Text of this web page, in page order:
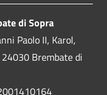
di Sopra
Paolo II, Karol,
Brembate di